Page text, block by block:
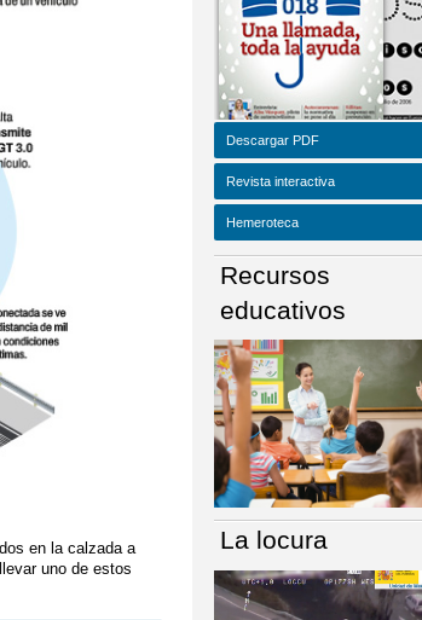
en la calzada a
uno de estos
Descargar PDF
Revista interactiva
Hemeroteca
Recursos
educativos
La locura